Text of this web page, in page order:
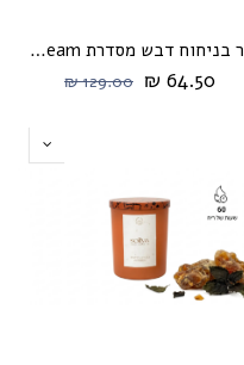
נר בניחוח דבש מסדרת cream מבית HIKARI
64.50 ₪
129.00 ₪